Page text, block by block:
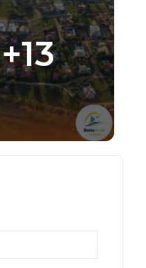
+13